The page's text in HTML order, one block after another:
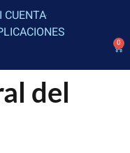
CUENTA
0
del